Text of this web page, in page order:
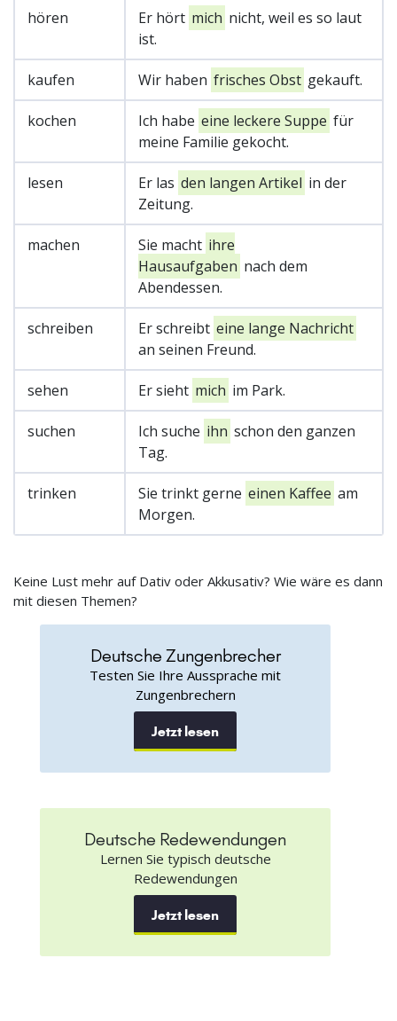
hören Er hört mich nicht, weil es so laut
ist.
kaufen Wir haben frisches Obst gekauft.
kochen Ich habe eine leckere Suppe für
meine Familie gekocht.
lesen Er las den langen Artikel in der
Zeitung.
machen Sie macht ihre
Hausaufgaben nach dem
Abendessen.
schreiben Er schreibt eine lange Nachricht
an seinen Freund.
sehen Er sieht mich im Park.
suchen Ich suche ihn schon den ganzen
Tag.
trinken Sie trinkt gerne einen Kaffee am
Morgen.
Keine Lust mehr auf Dativ oder Akkusativ? Wie wäre es dann
mit diesen Themen?
Deutsche Zungenbrecher
Testen Sie Ihre Aussprache mit
Zungenbrechern
Jetzt lesen
Deutsche Redewendungen
Lernen Sie typisch deutsche
Redewendungen
Jetzt lesen